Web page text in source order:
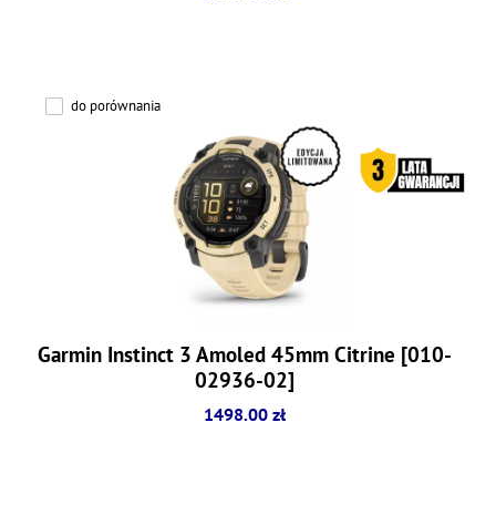
do porównania
Garmin Instinct 3 Amoled 45mm Citrine [010-
02936-02]
1498.00 zł